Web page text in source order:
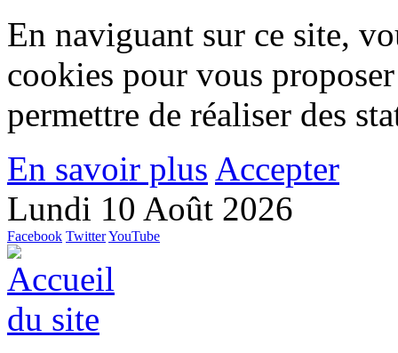
En naviguant sur ce site,
cookies pour vous
permettre de réaliser des
En savoir plus Accepter
Lundi 10 Août 2026
Facebook TwitterYouTube